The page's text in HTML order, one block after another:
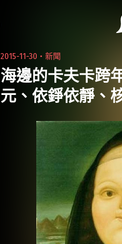
2015-11-30・新聞
海邊的卡夫卡跨
元、依錚依靜、